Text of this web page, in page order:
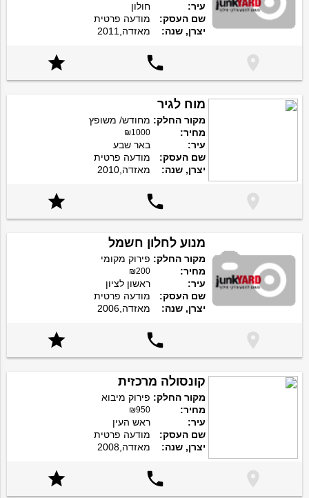
עיר:
חולון
שם העסק:
מודעה פרטית
יצרן, שנה:
מאזדה,2011



מוח לגיר
מקור החלק: מחודש/ משופץ
מחיר:
₪1000
עיר:
באר שבע
שם העסק:
מודעה פרטית
יצרן, שנה:
מאזדה,2010



מנוע לחלון חשמל
מקור החלק: פירוק מקומי
מחיר:
₪200
עיר:
ראשון לציון
שם העסק:
מודעה פרטית
יצרן, שנה:
מאזדה,2006



קונסולה מרכזית
מקור החלק: פירוק מיבוא
מחיר:
₪950
עיר:
ראש העין
שם העסק:
מודעה פרטית
יצרן, שנה:
מאזדה,2008


